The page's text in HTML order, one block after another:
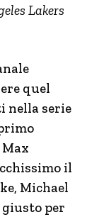
Lakers
quel
nella serie
il
Michael
per